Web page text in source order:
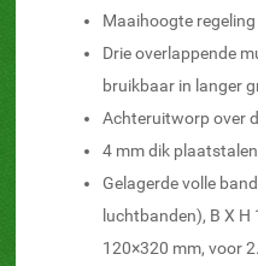
Maaihoogte
Drie overlappende
bruikbaar in langer
Achteruitworp over
4 mm dik
Gelagerde volle
luchtbanden), B X H
120×320 mm, voor